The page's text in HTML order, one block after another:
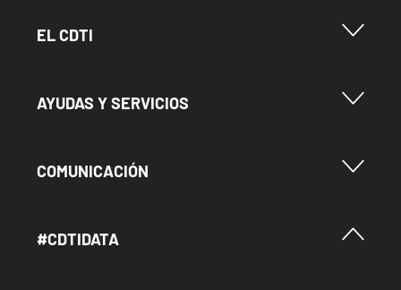
Menu Footer Cdti
EL CDTI
Menu Footer Ayudas y Servicios
AYUDAS Y SERVICIOS
Menu Footer Comunicación
COMUNICACIÓN
Menú Footer #Cdtidata
#CDTIDATA